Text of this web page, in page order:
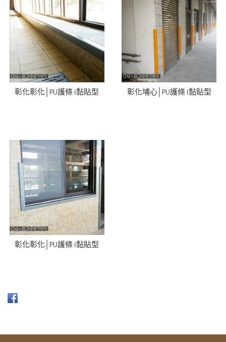
彰化彰化│PU護條 (黏貼型 彰化埔心│PU護條 (黏貼型
彰化彰化│PU護條 (黏貼型